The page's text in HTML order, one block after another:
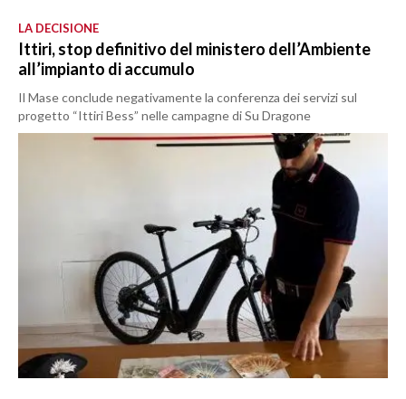
LA DECISIONE
Ittiri, stop definitivo del ministero dell’Ambiente
all’impianto di accumulo
Il Mase conclude negativamente la conferenza dei servizi sul
progetto “Ittiri Bess” nelle campagne di Su Dragone